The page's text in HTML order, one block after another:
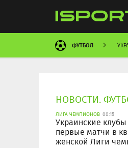
ФУТБОЛ
НОВОСТИ.
ЛИГА ЧЕМПИОНОВ 00:15
Украинские
первые матчи в
женской Лиги